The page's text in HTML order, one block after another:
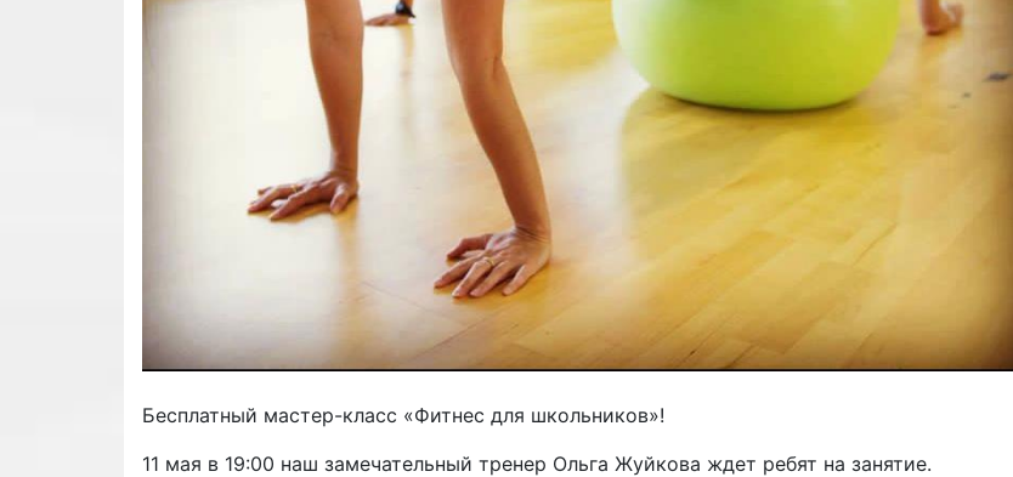
Бесплатный мастер-класс «Фитнес для школьников»!
11 мая в 19:00 наш замечательный тренер Ольга Жуйкова ждет ребят на занятие.